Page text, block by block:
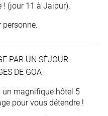
! (jour 11 à Jaipur).
PAR UN SÉJOUR
DE GOA
un magnifique hôtel 5
pour vous détendre !